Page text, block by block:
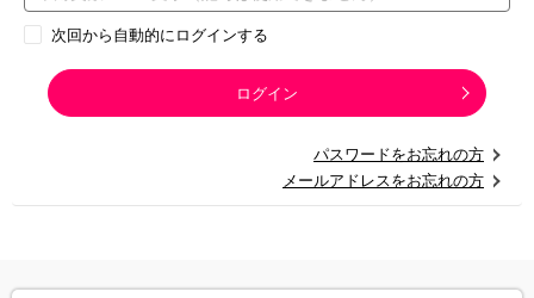
次回から自動的にログインする
ログイン
パスワードをお忘れの方
メールアドレスをお忘れの方